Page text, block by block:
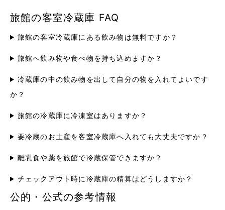
旅館の客室冷蔵庫 FAQ
旅館の客室冷蔵庫にある飲み物は無料ですか？
旅館へ飲み物や食べ物を持ち込めますか？
冷蔵庫の中の飲み物を出して自分の物を入れてよいです
か？
旅館の冷蔵庫に冷凍室はありますか？
要冷蔵のお土産を客室冷蔵庫へ入れても大丈夫ですか？
離乳食や薬を旅館で冷蔵保管できますか？
チェックアウト時に冷蔵庫の精算はどうしますか？
公的・公式の参考情報